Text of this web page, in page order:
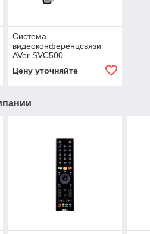
Система
видеоконференцсвязи
AVer SVC500
Цену уточняйте